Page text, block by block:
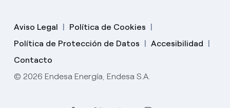
Aviso Legal
Política de Cookies
Política de Protección de Datos
Accesibilidad
Contacto
© 2026 Endesa Energía, Endesa S.A.